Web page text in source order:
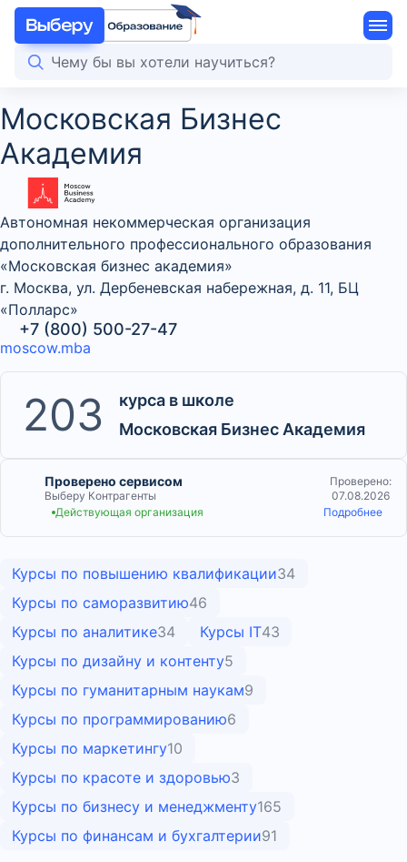
Московская Бизнес
Академия
+7 (800) 500-27-47
Автономная некоммерческая организация
дополнительного профессионального образования
«Московская бизнес академия»
г. Москва, ул. Дербеневская набережная, д. 11, БЦ
«Полларс»
moscow.mba
203
курса в школе
Московская Бизнес Академия
Проверено сервисом
Выберу Контрагенты
Проверено:
07.08.2026
Действующая организация
Подробнее
Курсы по повышению квалификации34
Курсы по саморазвитию46
Курсы по аналитике34 Курсы IT43
Курсы по дизайну и контенту5
Курсы по гуманитарным наукам9
Курсы по программированию6
Курсы по маркетингу10
Курсы по красоте и здоровью3
Курсы по бизнесу и менеджменту165
Курсы по финансам и бухгалтерии91